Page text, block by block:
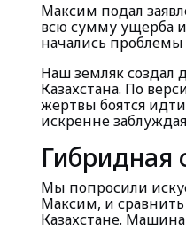
Максим подал
всю сумму ущерба
начались проблемы
Наш земляк создал
Казахстана. По
жертвы боятся
искренне
Гибридная
Мы попросили
Максим, и
Казахстане.